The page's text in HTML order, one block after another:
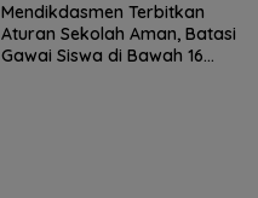
Mendikdasmen Terbitkan
Aturan Sekolah Aman, Batasi
Gawai Siswa di Bawah 16